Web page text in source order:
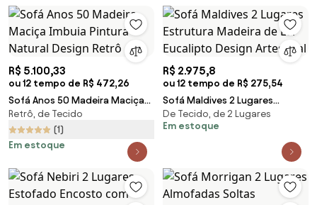
R$ 5.100,33
ou 12 tempo de R$ 472,26
Sofá Anos 50 Madeira Maciça
Imbuia Pintura Natural Design
Retrô
Retrô, de Tecido
(1)
Em estoque
R$ 2.975,8
ou 12 tempo de R$ 275,54
Sofá Maldives 2 Lugares
Estrutura Madeira de Lei
Eucalipto Design Artesanal
De Tecido, de 2 Lugares
Em estoque